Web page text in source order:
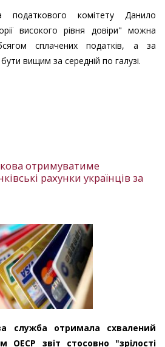
комітету Данило
високого рівня довіри" можна
сплачених податків, а за
вищим за середній по галузі.
отримуватиме
рахунки українців за
служба отримала схвалений
ОЕСР звіт стосовно "зрілості